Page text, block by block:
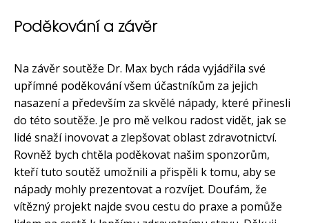
Poděkování a závěr
Na závěr soutěže Dr. Max bych ráda vyjádřila své
upřímné poděkování všem účastníkům za jejich
nasazení a především za skvělé nápady, které přinesli
do této soutěže. Je pro mě velkou radost vidět, jak se
lidé snaží inovovat a zlepšovat oblast zdravotnictví.
Rovněž bych chtěla poděkovat našim sponzorům,
kteří tuto soutěž umožnili a přispěli k tomu, aby se
nápady mohly prezentovat a rozvíjet. Doufám, že
vítězný projekt najde svou cestu do praxe a pomůže